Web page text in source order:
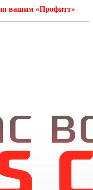
вашим «Профитт»